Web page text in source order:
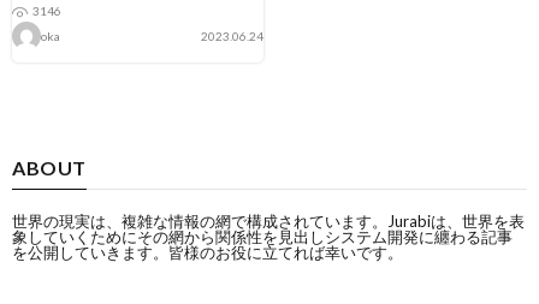
3146
oka
2023.06.24
ABOUT
世界の現実は、複雑な情報の網で構成されています。Jurabiは、世界を表
象していくためにその網から関係性を見出しシステム開発に纏わる記事
を公開していきます。皆様のお役に立てれば幸いです。